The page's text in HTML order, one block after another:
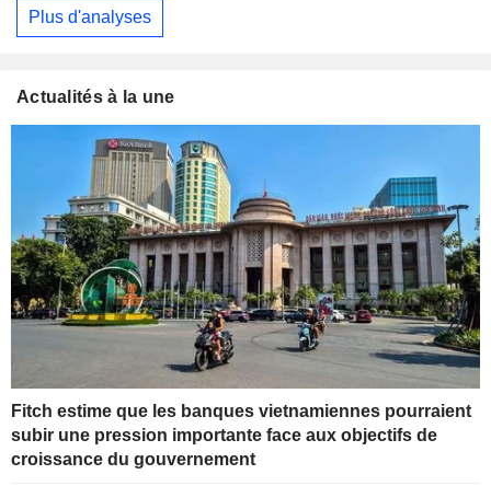
Plus d'analyses
Actualités à la une
Fitch estime que les banques vietnamiennes pourraient
subir une pression importante face aux objectifs de
croissance du gouvernement